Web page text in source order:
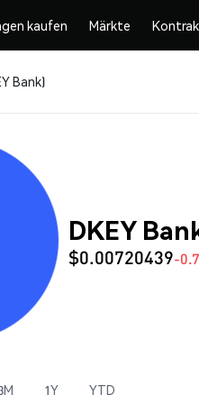
kaufen Märkte
Bank)
DKEY
$0.00720439-
1Y YTD